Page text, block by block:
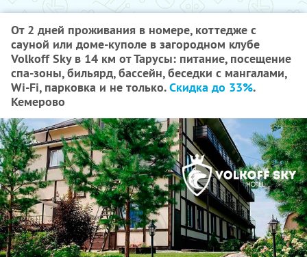
От 2 дней проживания в номере, коттедже с
сауной или доме-куполе в загородном клубе
Volkoff Sky в 14 км от Тарусы: питание, посещение
спа-зоны, бильярд, бассейн, беседки с мангалами,
Wi-Fi, парковка и не только.Скидка до 33%.
Кемерово